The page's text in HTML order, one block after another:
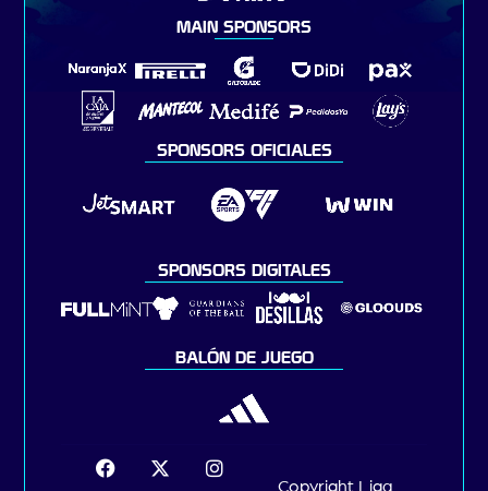
MAIN SPONSORS
SPONSORS OFICIALES
SPONSORS DIGITALES
BALÓN DE JUEGO
Copyright Liga